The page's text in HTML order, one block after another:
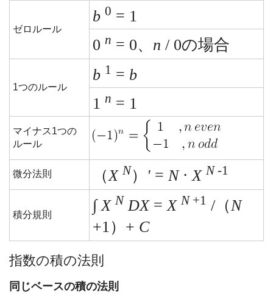
ゼロルール
b 0 = 1
0 n = 0、 n / 0の場合
1つのルール
b 1 = b
1 n = 1
マイナス1つの
ルール
微分法則 （X N） ' = N⋅ X N-1
積分規則
∫ X N DX= X N+1 /（ N
+1）+ C
指数の積の法則
同じベースの積の法則